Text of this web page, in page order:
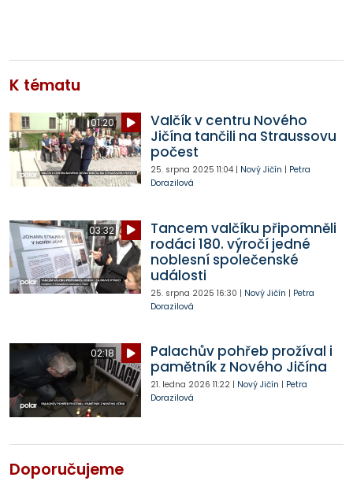
K tématu
01:20
Valčík v centru Nového
Jičína tančili na Straussovu
počest
25. srpna 2025 11:04| Nový Jičín | Petra
Dorazilová
03:32
Tancem valčíku připomněli
rodáci 180. výročí jedné
noblesní společenské
události
25. srpna 2025 16:30 | Nový Jičín | Petra
Dorazilová
02:18
Palachův pohřeb prožíval i
pamětník z Nového Jičína
21. ledna 2026 11:22| Nový Jičín | Petra
Dorazilová
Doporučujeme